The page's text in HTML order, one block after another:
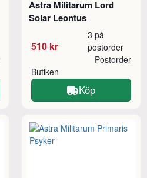
Astra Militarum Lord
Solar Leontus
510 kr
3 på
postorder
Butiken
Postorder
Köp